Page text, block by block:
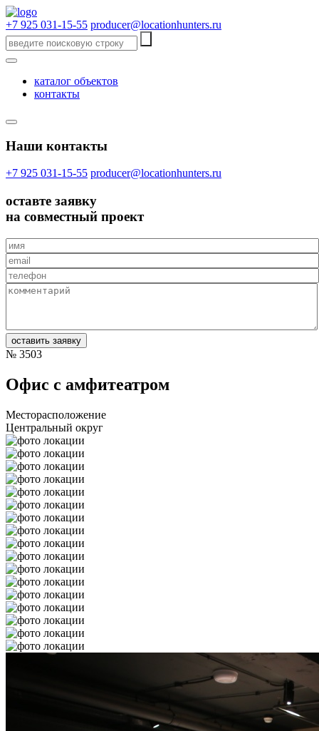
+7 925 031-15-55 producer@locationhunters.ru
каталог объектов
контакты
Наши контакты
+7 925 031-15-55 producer@locationhunters.ru
оставте заявку
на совместный проект
№ 3503
Офис с амфитеатром
Месторасположение
Центральный округ